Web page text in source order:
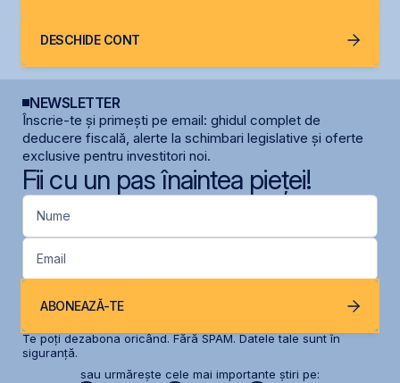
DESCHIDE CONT
NEWSLETTER
Înscrie-te și primești pe email: ghidul complet de
deducere fiscală, alerte la schimbari legislative și oferte
exclusive pentru investitori noi.
Fii cu un pas înaintea pieței!
Nume
Email
ABONEAZĂ-TE
Te poți dezabona oricând. Fără SPAM. Datele tale sunt în
siguranță.
sau urmărește cele mai importante știri pe: